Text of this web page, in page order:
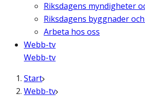
Riksdagens myndigheter
Riksdagens byggnader
Arbeta hos oss
Webb-tv
Webb-tv
Start
Webb-tv